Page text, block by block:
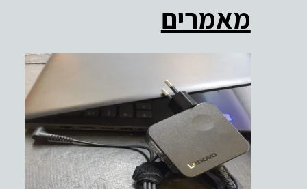
מאמרים